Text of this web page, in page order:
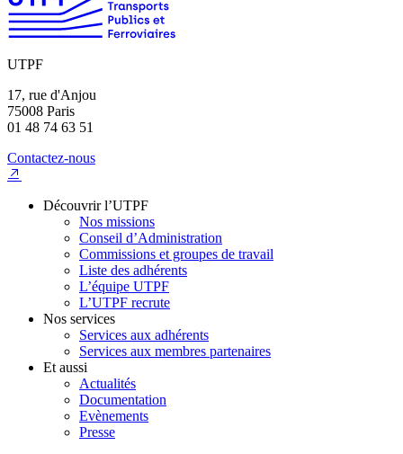
UTPF
17, rue d'Anjou
75008 Paris
01 48 74 63 51
Contactez-nous
Découvrir l’UTPF
Nos missions
Conseil d’Administration
Commissions et groupes de travail
Liste des adhérents
L’équipe UTPF
L’UTPF recrute
Nos services
Services aux adhérents
Services aux membres partenaires
Et aussi
Actualités
Documentation
Evènements
Presse